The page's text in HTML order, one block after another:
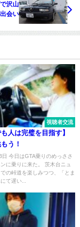
沢山
会い
視聴者交流
も人は完璧を目指す】
う！
日 今日はGTA乗りのめっささ
に乗りに来た。 茨木台ニュ
の峠道を楽しみつつ、「とま
て遅い...